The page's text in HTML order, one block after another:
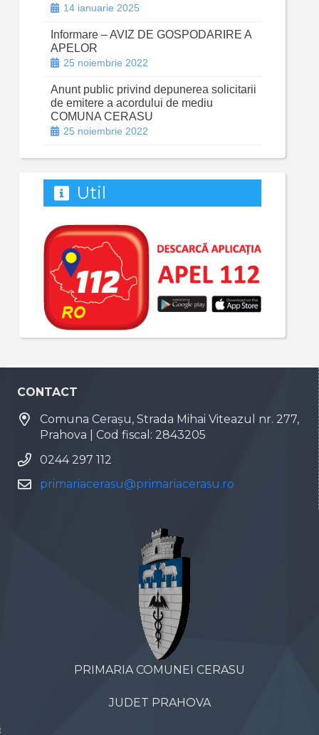
14 ianuarie 2025
Informare – AVIZ DE GOSPODARIRE A
APELOR
25 noiembrie 2022
Anunt public privind depunerea solicitarii
de emitere a acordului de mediu
COMUNA CERASU
25 noiembrie 2022
Util
CONTACT
Comuna Cerașu, Strada Mihai Viteazul nr. 277,
Prahova | Cod fiscal: 2843205
0244 297 112
primariacerasu@primariacerasu.ro
PRIMARIA COMUNEI CERASU
JUDET PRAHOVA